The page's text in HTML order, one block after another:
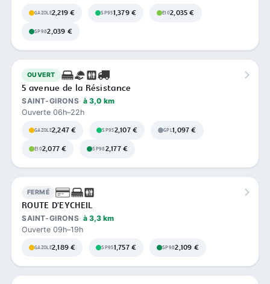
GAZOLE2,219 € SP951,379 € E102,035 €
SP982,039 €
OUVERT
5 avenue de la Résistance
SAINT-GIRONS à 3,0 km
Ouverte 06h–22h
GAZOLE2,247 € SP952,107 € GPL1,097 €
E102,077 € SP982,177 €
FERMÉ
ROUTE D'EYCHEIL
SAINT-GIRONS à 3,3 km
Ouverte 09h–19h
GAZOLE2,189 € SP951,757 € SP982,109 €